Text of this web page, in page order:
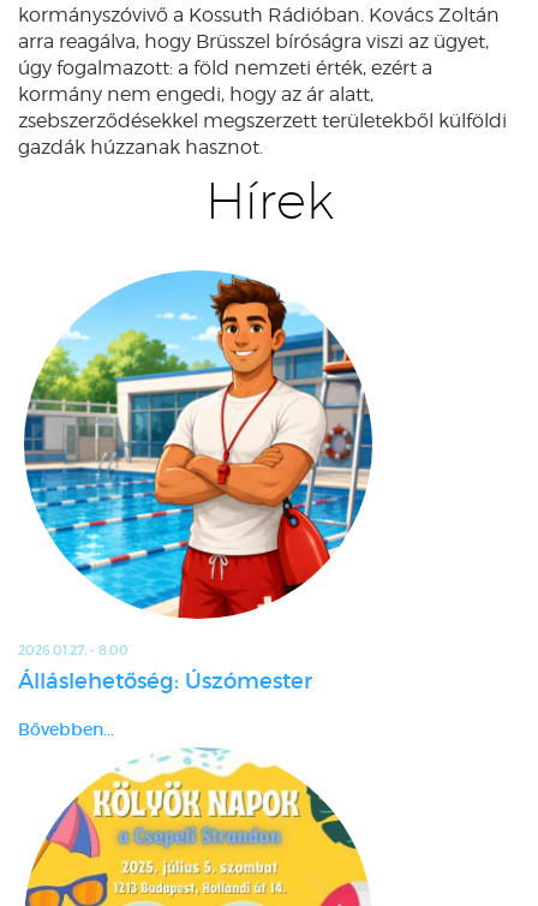
kormányszóvivő a Kossuth Rádióban. Kovács Zoltán
arra reagálva, hogy Brüsszel bíróságra viszi az ügyet,
úgy fogalmazott: a föld nemzeti érték, ezért a
kormány nem engedi, hogy az ár alatt,
zsebszerződésekkel megszerzett területekből külföldi
gazdák húzzanak hasznot.
Hírek
2026.01.27. - 8:00
Álláslehetőség: Úszómester
Bővebben...